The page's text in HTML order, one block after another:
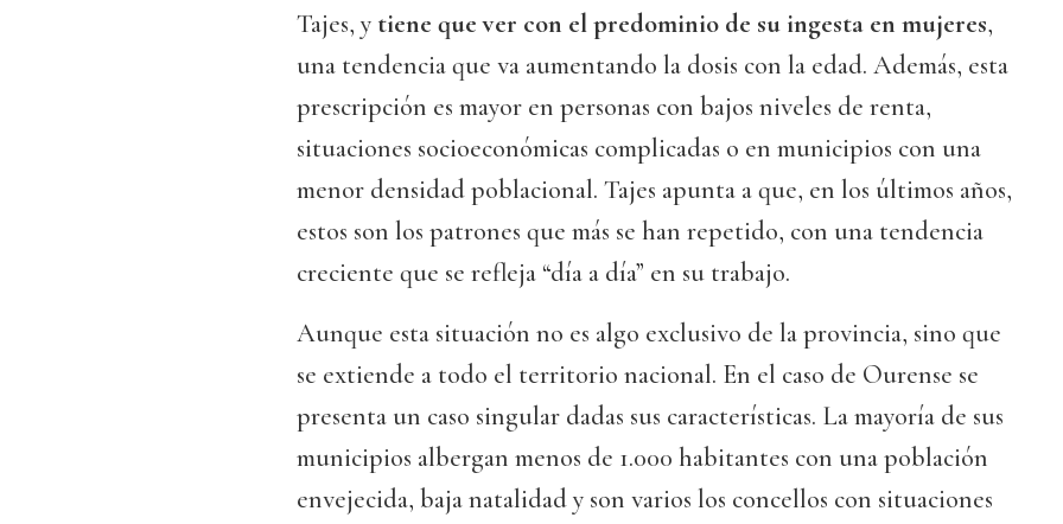
Tajes, y tiene que ver con el predominio de su ingesta en mujeres,
una tendencia que va aumentando la dosis con la edad. Además, esta
prescripción es mayor en personas con bajos niveles de renta,
situaciones socioeconómicas complicadas o en municipios con una
menor densidad poblacional. Tajes apunta a que, en los últimos años,
estos son los patrones que más se han repetido, con una tendencia
creciente que se refleja “día a día” en su trabajo.
Aunque esta situación no es algo exclusivo de la provincia, sino que
se extiende a todo el territorio nacional. En el caso de Ourense se
presenta un caso singular dadas sus características. La mayoría de sus
municipios albergan menos de 1.000 habitantes con una población
envejecida, baja natalidad y son varios los concellos con situaciones